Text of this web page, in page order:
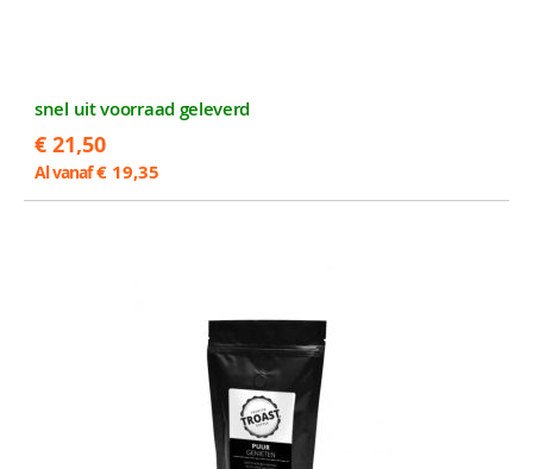
snel uit voorraad geleverd
€ 21,50
Al vanaf € 19,35